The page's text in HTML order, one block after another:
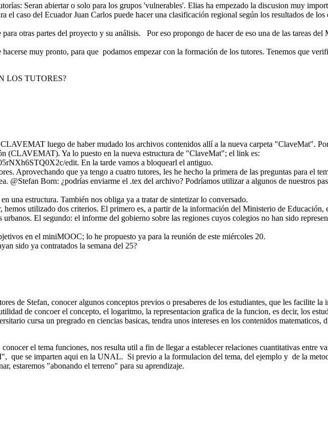
Seran abiertar o solo para los grupos 'vulnerables'. Elias ha empezado la discusion muy
el caso del Ecuador Juan Carlos puede hacer una clasificación regional según los resultados de los
otras partes del proyecto y su análisis. Por eso propongo de hacer de eso una de las tareas
muy pronto, para que podamos empezar con la formación de los tutores. Tenemos que
LOS TUTORES?
luego de haber mudado los archivos contenidos allí a la nueva carpeta "ClaveMat".
(CLAVEMAT). Ya lo puesto en la nueva estructura de "ClaveMat"; el link es:
edit. En la tarde vamos a bloquearl el antiguo.
Aprovechando que ya tengo a cuatro tutores, les he hecho la primera de las preguntas para el
@Stefan Born: ¿podrías enviarme el .tex del archivo? Podríamos utilizar a algunos de nuestros
una estructura. También nos obliga ya a tratar de sintetizar lo conversado.
hemos utilizado dos criterios. El primero es, a partir de la información del Ministerio de Educación,
urbanos. El segundo: el informe del gobierno sobre las regiones cuyos colegios no han sido
en el miniMOOC; lo he propuesto ya para la reunión de este miércoles 20.
sido ya contratados la semana del 25?
de Stefan, conocer algunos conceptos previos o presaberes de los estudiantes, que les facilite
de concoer el concepto, el logaritmo, la representacion grafica de la funcion, es decir, los
cursa un pregrado en ciencias basicas, tendra unos intereses en los contenidos matematicos,
el tema funciones, nos resulta util a fin de llegar a establecer relaciones cuantitativas entre
que se imparten aqui en la UNAL. Si previo a la formulacion del tema, del ejemplo y de la
estaremos "abonando el terreno" para su aprendizaje.